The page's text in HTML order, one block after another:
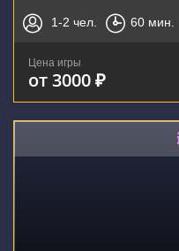
1-2 чел. 60 мин.
Цена игры
от 3000 ₽